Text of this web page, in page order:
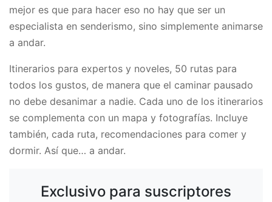
mejor es que para hacer eso no hay que ser un
especialista en senderismo, sino simplemente animarse
a andar.
Itinerarios para expertos y noveles, 50 rutas para
todos los gustos, de manera que el caminar pausado
no debe desanimar a nadie. Cada uno de los itinerarios
se complementa con un mapa y fotografías. Incluye
también, cada ruta, recomendaciones para comer y
dormir. Así que… a andar.
Exclusivo para suscriptores